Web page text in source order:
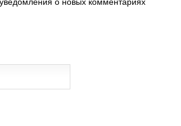
о новых комментариях